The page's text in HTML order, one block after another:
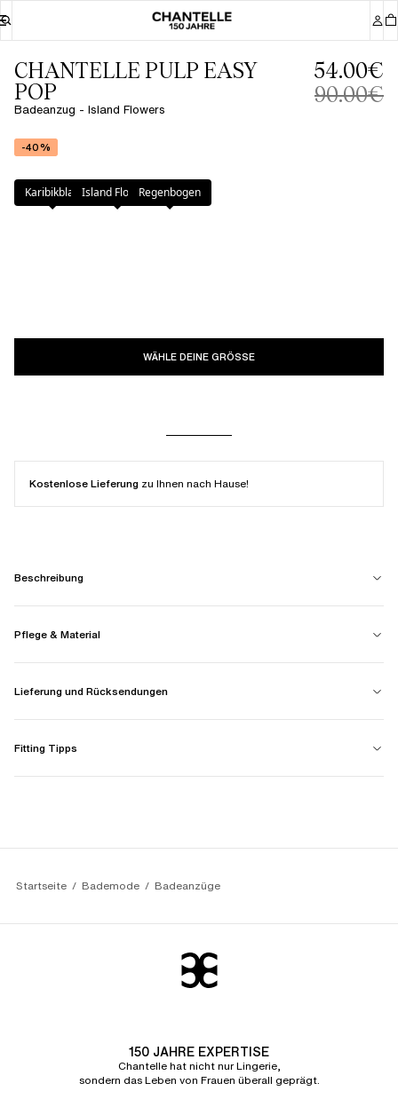
CHANTELLE PULP EASY
POP
Badeanzug - Island Flowers
54.00€
90.00€
-40%
Farbe: Island Flowers
Karibikblau Island FlowersRegenbogen
WÄHLE DEINE GRÖSSE
Kostenlose Lieferung zu Ihnen nach Hause!
Beschreibung
Pflege & Material
Lieferung und Rücksendungen
Fitting Tipps
Startseite Bademode Badeanzüge
150 JAHRE EXPERTISE
Chantelle hat nicht nur Lingerie,
sondern das Leben von Frauen überall geprägt.